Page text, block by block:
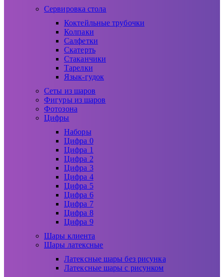
Сервировка стола
Коктейльные трубочки
Колпаки
Салфетки
Скатерть
Стаканчики
Тарелки
Язык-гудок
Сеты из шаров
Фигуры из шаров
Фотозона
Цифры
Наборы
Цифра 0
Цифра 1
Цифра 2
Цифра 3
Цифра 4
Цифра 5
Цифра 6
Цифра 7
Цифра 8
Цифра 9
Шары клиента
Шары латексные
Латексные шары без рисунка
Латексные шары с рисунком